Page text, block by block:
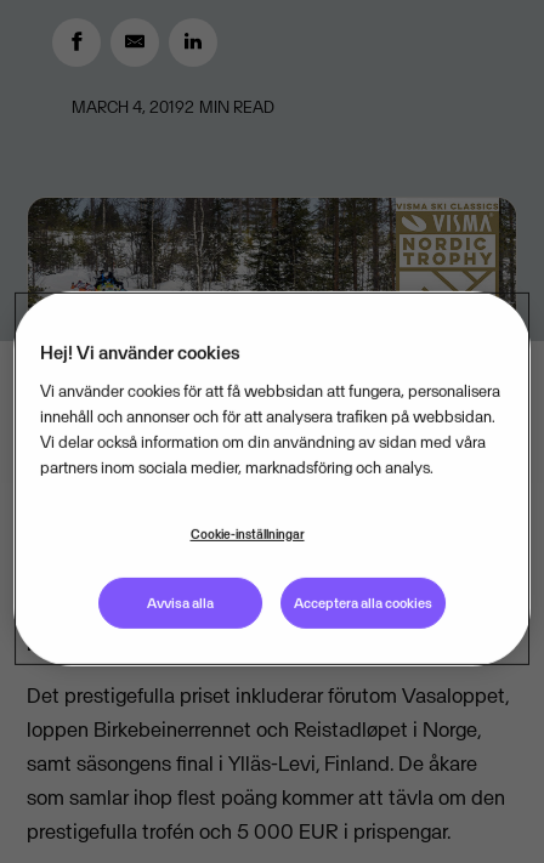
MARCH 4, 20192 MIN READ
Helgens Vasalopp markerade starten för Visma
Nordic Trophy som omfattar säsongens sista fyra
lopp i långloppscupen Visma Ski Classics.
Det prestigefulla priset inkluderar förutom Vasaloppet,
loppen Birkebeinerrennet och Reistadløpet i Norge,
samt säsongens final i Ylläs-Levi, Finland. De åkare
som samlar ihop flest poäng kommer att tävla om den
prestigefulla trofén och 5 000 EUR i prispengar.
Hej! Vi använder cookies
Vi använder cookies för att få webbsidan att fungera, personalisera
innehåll och annonser och för att analysera trafiken på webbsidan.
Vi delar också information om din användning av sidan med våra
partners inom sociala medier, marknadsföring och analys.
Cookie-inställningar
Avvisa alla Acceptera alla cookies